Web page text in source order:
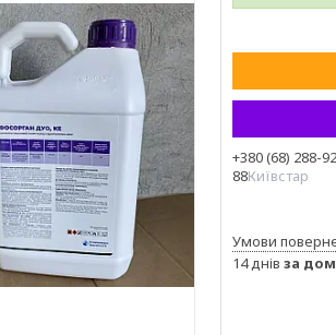
+380 (68) 288-
88Київстар
14 днів за